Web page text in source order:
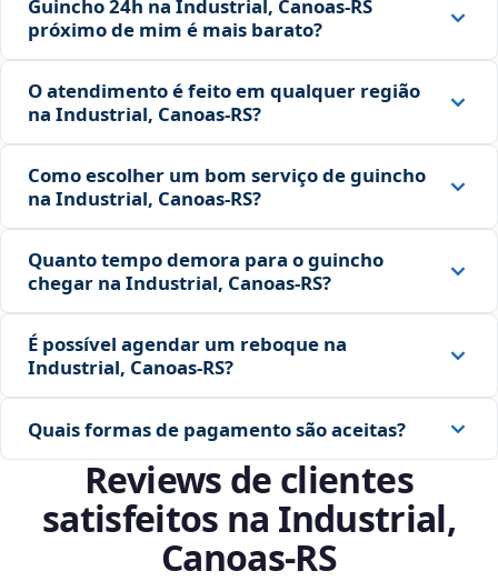
Guincho 24h na Industrial, Canoas‑RS
próximo de mim é mais barato?
O atendimento é feito em qualquer região
na Industrial, Canoas‑RS?
Como escolher um bom serviço de guincho
na Industrial, Canoas‑RS?
Quanto tempo demora para o guincho
chegar na Industrial, Canoas‑RS?
É possível agendar um reboque na
Industrial, Canoas‑RS?
Quais formas de pagamento são aceitas?
Reviews de clientes
satisfeitos na Industrial,
Canoas‑RS